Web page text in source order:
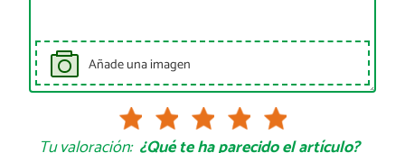
Añade una imagen
Tu valoración: ¿Qué te ha parecido el artículo?